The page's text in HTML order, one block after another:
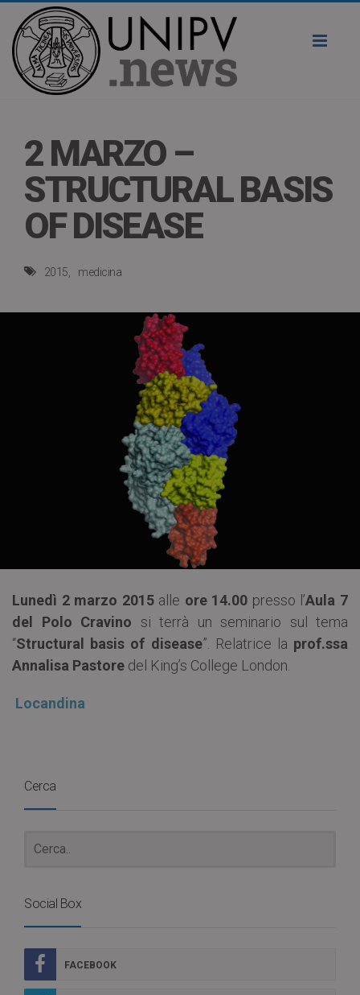
2 MARZO –
STRUCTURAL BASIS
OF DISEASE
2015 medicina
Lunedì 2 marzo 2015alle ore 14.00 presso l’Aula 7
del Polo Cravino si terrà un seminario sul tema
“Structural basis of disease”. Relatrice la prof.ssa
Annalisa Pastore del King’s College London.
Locandina
Cerca
Social Box
FACEBOOK